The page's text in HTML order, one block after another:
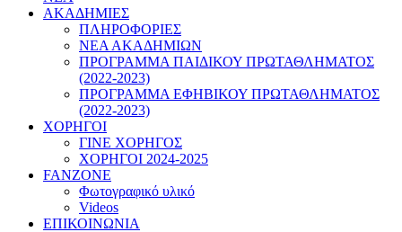
ΑΚΑΔΗΜΙΕΣ
ΠΛΗΡΟΦΟΡΙΕΣ
ΝΕΑ ΑΚΑΔΗΜΙΩΝ
ΠΡΟΓΡΑΜΜΑ ΠΑΙΔΙΚΟΥ ΠΡΩΤΑΘΛΗΜΑΤΟΣ
(2022-2023)
ΠΡΟΓΡΑΜΜΑ ΕΦΗΒΙΚΟΥ ΠΡΩΤΑΘΛΗΜΑΤΟΣ
(2022-2023)
ΧΟΡΗΓΟΙ
ΓΙΝΕ ΧΟΡΗΓΟΣ
ΧΟΡΗΓΟΙ 2024-2025
FANZONE
Φωτογραφικό υλικό
Videos
ΕΠΙΚΟΙΝΩΝΙΑ